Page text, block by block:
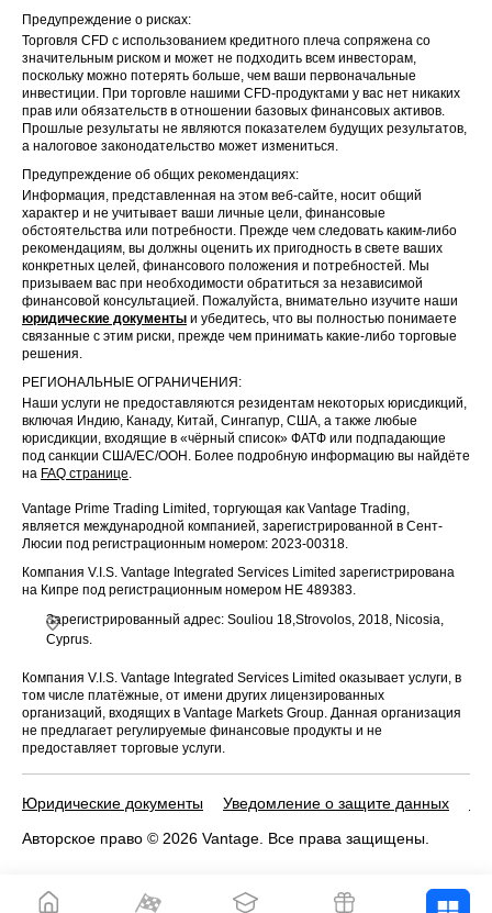
Предупреждение о рисках:
Торговля CFD с использованием кредитного плеча сопряжена со
значительным риском и может не подходить всем инвесторам,
поскольку можно потерять больше, чем ваши первоначальные
инвестиции. При торговле нашими CFD-продуктами у вас нет никаких
прав или обязательств в отношении базовых финансовых активов.
Прошлые результаты не являются показателем будущих результатов,
а налоговое законодательство может измениться.
Предупреждение об общих рекомендациях:
Информация, представленная на этом веб-сайте, носит общий
характер и не учитывает ваши личные цели, финансовые
обстоятельства или потребности. Прежде чем следовать каким-либо
рекомендациям, вы должны оценить их пригодность в свете ваших
конкретных целей, финансового положения и потребностей. Мы
призываем вас при необходимости обратиться за независимой
финансовой консультацией. Пожалуйста, внимательно изучите наши
юридические документы и убедитесь, что вы полностью понимаете
связанные с этим риски, прежде чем принимать какие-либо торговые
решения.
РЕГИОНАЛЬНЫЕ ОГРАНИЧЕНИЯ:
Наши услуги не предоставляются резидентам некоторых юрисдикций,
включая Индию, Канаду, Китай, Сингапур, США, а также любые
юрисдикции, входящие в «чёрный список» ФАТФ или подпадающие
под санкции США/ЕС/ООН. Более подробную информацию вы найдёте
на FAQ странице.
Vantage Prime Trading Limited, торгующая как Vantage Trading,
является международной компанией, зарегистрированной в Сент-
Люсии под регистрационным номером: 2023-00318.
Компания V.I.S. Vantage Integrated Services Limited зарегистрирована
на Кипре под регистрационным номером HE 489383.
Зарегистрированный адрес: Souliou 18,Strovolos, 2018, Nicosia,
Cyprus.
Компания V.I.S. Vantage Integrated Services Limited оказывает услуги, в
том числе платёжные, от имени других лицензированных
организаций, входящих в Vantage Markets Group. Данная организация
не предлагает регулируемые финансовые продукты и не
предоставляет торговые услуги.
Юридические документы Уведомление о защите данных
Авторское право © 2026 Vantage. Все права защищены.